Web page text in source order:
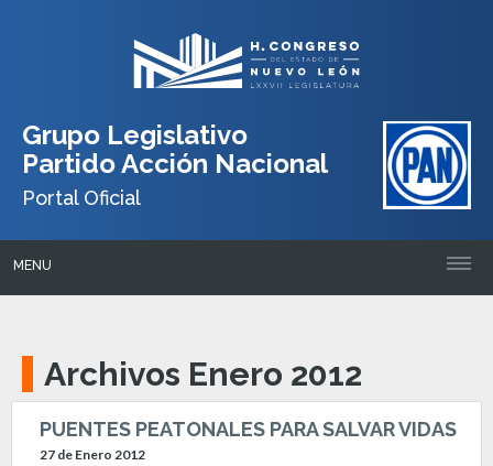
Grupo Legislativo
Partido Acción Nacional
Portal Oficial
MENU
Archivos Enero 2012
PUENTES PEATONALES PARA SALVAR VIDAS
27 de Enero 2012